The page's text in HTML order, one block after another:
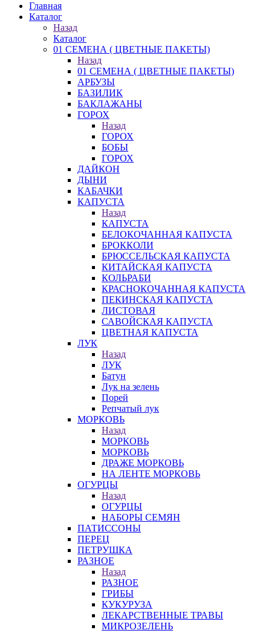
Главная
Каталог
Назад
Каталог
01 СЕМЕНА ( ЦВЕТНЫЕ ПАКЕТЫ)
Назад
01 СЕМЕНА ( ЦВЕТНЫЕ ПАКЕТЫ)
АРБУЗЫ
БАЗИЛИК
БАКЛАЖАНЫ
ГОРОХ
Назад
ГОРОХ
БОБЫ
ГОРОХ
ДАЙКОН
ДЫНИ
КАБАЧКИ
КАПУСТА
Назад
КАПУСТА
БЕЛОКОЧАННАЯ КАПУСТА
БРОККОЛИ
БРЮССЕЛЬСКАЯ КАПУСТА
КИТАЙСКАЯ КАПУСТА
КОЛЬРАБИ
КРАСНОКОЧАННАЯ КАПУСТА
ПЕКИНСКАЯ КАПУСТА
ЛИСТОВАЯ
САВОЙСКАЯ КАПУСТА
ЦВЕТНАЯ КАПУСТА
ЛУК
Назад
ЛУК
Батун
Лук на зелень
Порей
Репчатый лук
МОРКОВЬ
Назад
МОРКОВЬ
МОРКОВЬ
ДРАЖЕ МОРКОВЬ
НА ЛЕНТЕ МОРКОВЬ
ОГУРЦЫ
Назад
ОГУРЦЫ
НАБОРЫ СЕМЯН
ПАТИССОНЫ
ПЕРЕЦ
ПЕТРУШКА
РАЗНОЕ
Назад
РАЗНОЕ
ГРИБЫ
КУКУРУЗА
ЛЕКАРСТВЕННЫЕ ТРАВЫ
МИКРОЗЕЛЕНЬ